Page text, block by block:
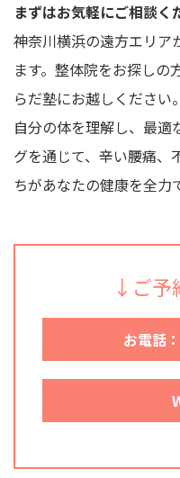
まずはお気軽にご相談く
神奈川横浜の遠方エリア
ます。整体院をお探し
らだ塾にお越しください。
自分の体を理解し、最適
グを通じて、辛い腰痛、
ちがあなたの健康を全力
↓ご予
お電話